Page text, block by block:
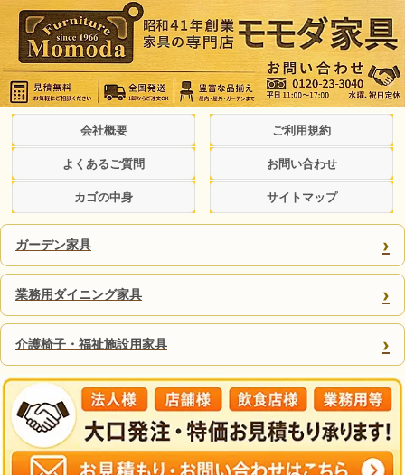
会社概要 ご利用規約
よくあるご質問 お問い合わせ
カゴの中身 サイトマップ
ガーデン家具 ›
業務用ダイニング家具 ›
介護椅子・福祉施設用家具 ›